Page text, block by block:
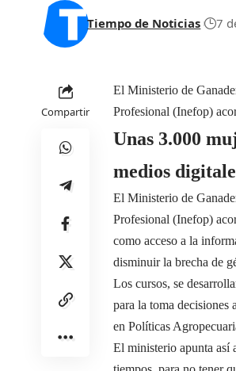
Tiempo de Noticias 7
Compartir
El Ministerio de
Profesional (Inefop)
Unas 3.000
medios
El Ministerio de
Profesional (Inefop)
como acceso a la
disminuir la brecha de
Los cursos, se
para la toma
en Políticas
El ministerio apunta así